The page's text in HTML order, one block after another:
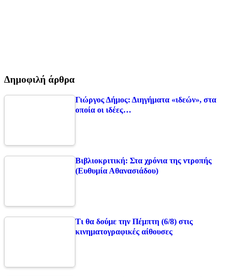
Δημοφιλή άρθρα
Γιώργος Δήμος: Διηγήματα «ιδεών», στα
οποία οι ιδέες…
Βιβλιοκριτική: Στα χρόνια της ντροπής
(Ευθυμία Αθανασιάδου)
Τι θα δούμε την Πέμπτη (6/8) στις
κινηματογραφικές αίθουσες